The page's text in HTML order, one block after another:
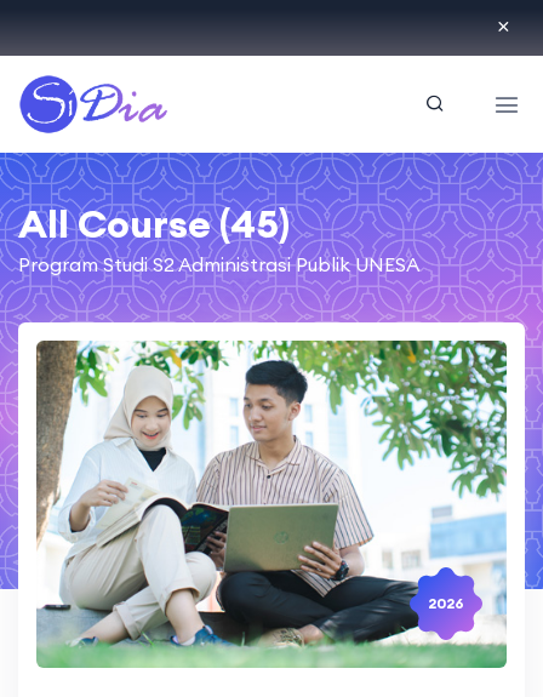
ID
All Course (45)
Program Studi S2 Administrasi Publik UNESA
2026